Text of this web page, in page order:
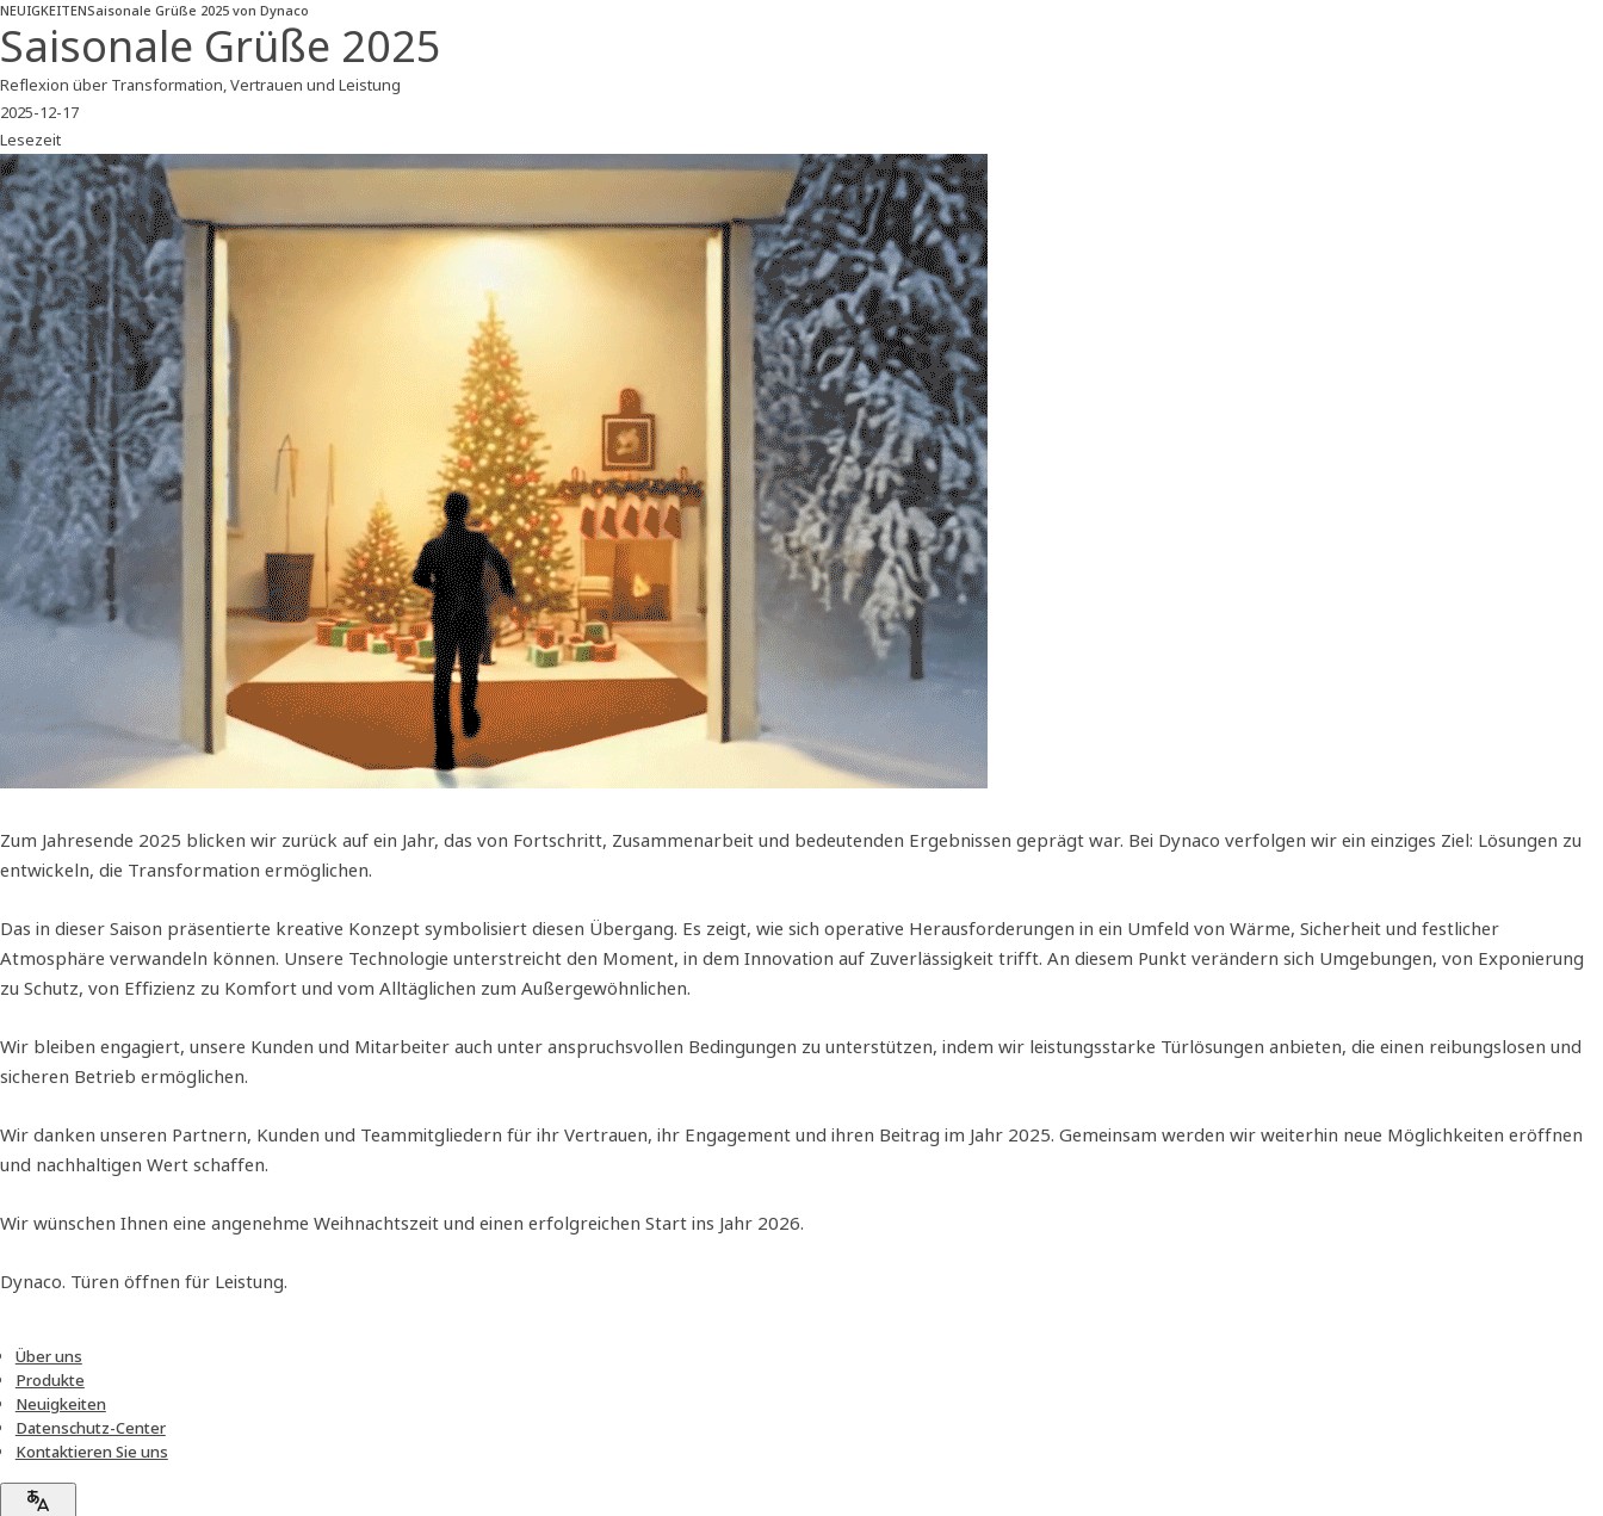
NEUIGKEITENSaisonale Grüße 2025 von Dynaco
Saisonale Grüße 2025
Reflexion über Transformation, Vertrauen und Leistung
2025-12-17
Lesezeit
Zum Jahresende 2025 blicken wir zurück auf ein Jahr, das von Fortschritt, Zusammenarbeit und bedeutenden Ergebnissen geprägt war. Bei Dynaco verfolgen wir ein einziges Ziel: Lösungen zu
entwickeln, die Transformation ermöglichen.
Das in dieser Saison präsentierte kreative Konzept symbolisiert diesen Übergang. Es zeigt, wie sich operative Herausforderungen in ein Umfeld von Wärme, Sicherheit und festlicher
Atmosphäre verwandeln können. Unsere Technologie unterstreicht den Moment, in dem Innovation auf Zuverlässigkeit trifft. An diesem Punkt verändern sich Umgebungen, von Exponierung
zu Schutz, von Effizienz zu Komfort und vom Alltäglichen zum Außergewöhnlichen.
Wir bleiben engagiert, unsere Kunden und Mitarbeiter auch unter anspruchsvollen Bedingungen zu unterstützen, indem wir leistungsstarke Türlösungen anbieten, die einen reibungslosen und
sicheren Betrieb ermöglichen.
Wir danken unseren Partnern, Kunden und Teammitgliedern für ihr Vertrauen, ihr Engagement und ihren Beitrag im Jahr 2025. Gemeinsam werden wir weiterhin neue Möglichkeiten eröffnen
und nachhaltigen Wert schaffen.
Wir wünschen Ihnen eine angenehme Weihnachtszeit und einen erfolgreichen Start ins Jahr 2026.
Dynaco. Türen öffnen für Leistung.
Über uns
Produkte
Neuigkeiten
Datenschutz-Center
Kontaktieren Sie uns